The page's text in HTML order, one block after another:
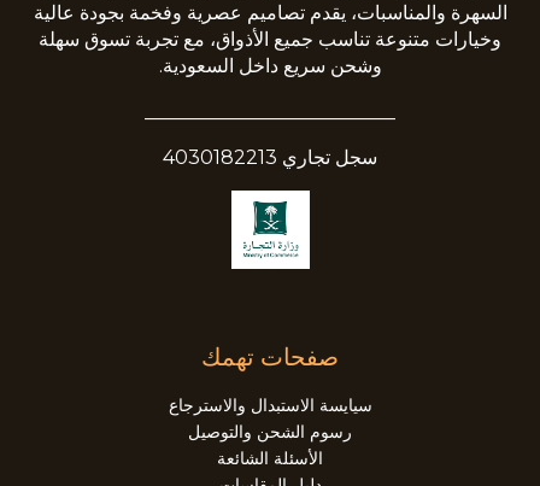
السهرة والمناسبات، يقدم تصاميم عصرية وفخمة بجودة عالية
وخيارات متنوعة تناسب جميع الأذواق، مع تجربة تسوق سهلة
وشحن سريع داخل السعودية.
سجل تجاري 4030182213
صفحات تهمك
سيايسة الاستبدال والاسترجاع
رسوم الشحن والتوصيل
الأسئلة الشائعة